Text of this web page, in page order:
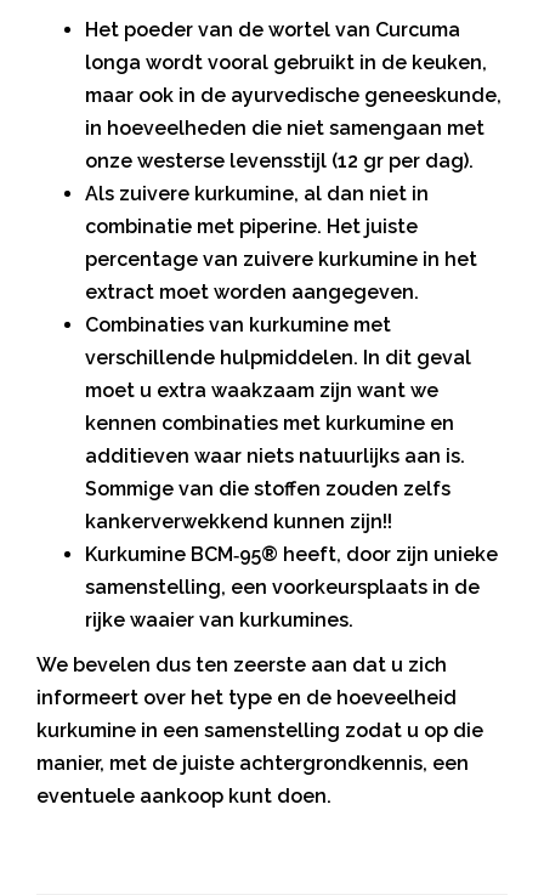
Het poeder van de wortel van Curcuma
longa wordt vooral gebruikt in de keuken,
maar ook in de ayurvedische geneeskunde,
in hoeveelheden die niet samengaan met
onze westerse levensstijl (12 gr per dag).
Als zuivere kurkumine, al dan niet in
combinatie met piperine. Het juiste
percentage van zuivere kurkumine in het
extract moet worden aangegeven.
Combinaties van kurkumine met
verschillende hulpmiddelen. In dit geval
moet u extra waakzaam zijn want we
kennen combinaties met kurkumine en
additieven waar niets natuurlijks aan is.
Sommige van die stoffen zouden zelfs
kankerverwekkend kunnen zijn!!
Kurkumine BCM‑95® heeft, door zijn unieke
samenstelling, een voorkeursplaats in de
rijke waaier van kurkumines.
We bevelen dus ten zeerste aan dat u zich
informeert over het type en de hoeveelheid
kurkumine in een samenstelling zodat u op die
manier, met de juiste achtergrondkennis, een
eventuele aankoop kunt doen.